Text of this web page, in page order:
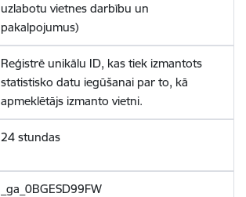
uzlabotu vietnes darbību un
pakalpojumus)
Reģistrē unikālu ID, kas tiek izmantots
statistisko datu iegūšanai par to, kā
apmeklētājs izmanto vietni.
24 stundas
_ga_0BGESD99FW